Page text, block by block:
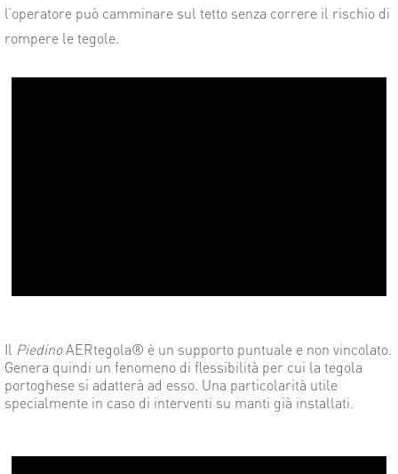
l’operatore può camminare sul tetto senza correre il rischio di
rompere le tegole.
Il PiedinoAERtegola® è un supporto puntuale e non vincolato.
Genera quindi un fenomeno di flessibilità per cui la tegola
portoghese si adatterà ad esso. Una particolarità utile
specialmente in caso di interventi su manti già installati.